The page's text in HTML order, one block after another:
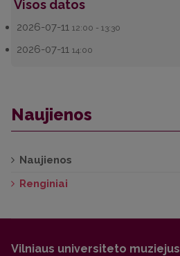
Visos datos
2026-07-11 12:00 - 13:30
2026-07-1114:00
Naujienos
Naujienos
Renginiai
Vilniaus universiteto muziejus